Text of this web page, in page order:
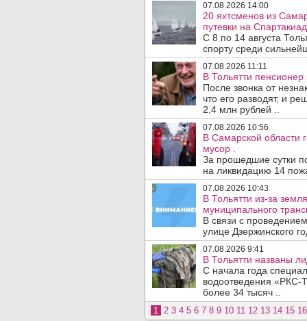
07.08.2026 14:00
20 яхтсменов из
путевки на
С 8 по 14 августа
спорту среди
07.08.2026 11:11
В Тольятти
После звонка от
что его разводят, и
2,4 млн рублей ..
07.08.2026 10:56
В Самарской области
мусор .
За прошедшие сутки
на ликвидацию 14
07.08.2026 10:43
В Тольятти из-за
муниципального
В связи с
улице Дзержинского
07.08.2026 9:41
В Тольятти названы
С начала года
водоотведения «РКС-
более 34 тысяч ..
1 2 3 4 5 6 7 8 9 10 11 12 13 14 15 16